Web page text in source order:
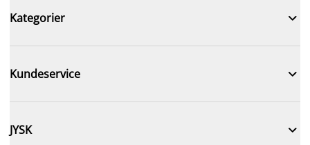
Kategorier 
Kundeservice 
JYSK 